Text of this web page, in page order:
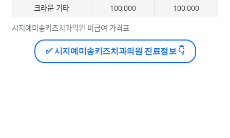
시지예미송키즈치과의원 비급여 가격표
크라운 기타
100,000 100,000
✅ 시지예미송키즈치과의원 진료정보 👇